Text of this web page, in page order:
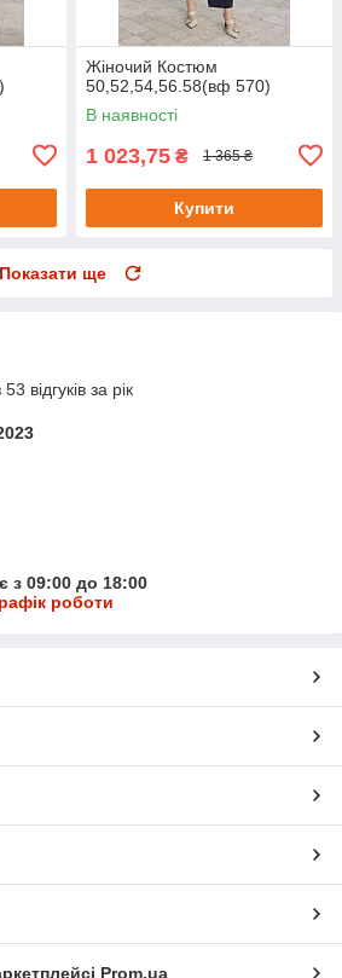
Жіночий Костюм
50,52,54,56.58(вф 570)
В наявності
1 023,75 ₴ 1 365 ₴
Купити
Показати ще
відгуків за рік
з 09:00 до 18:00
роботи
Prom.ua